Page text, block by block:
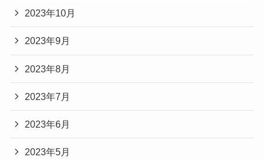
2023年10月
2023年9月
2023年8月
2023年7月
2023年6月
2023年5月